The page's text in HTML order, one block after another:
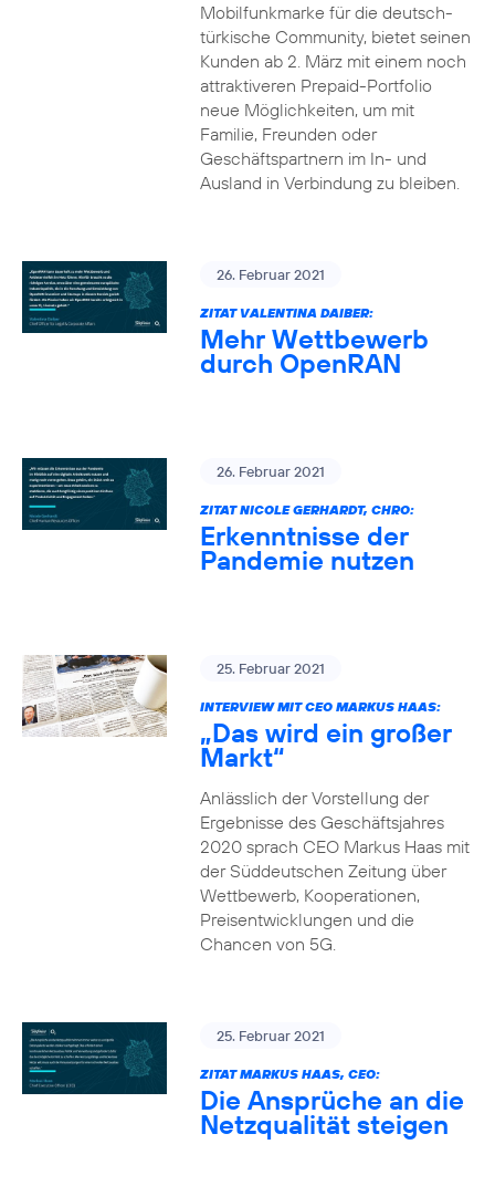
Mobilfunkmarke für die deutsch-
türkische Community, bietet seinen
Kunden ab 2. März mit einem noch
attraktiveren Prepaid-Portfolio
neue Möglichkeiten, um mit
Familie, Freunden oder
Geschäftspartnern im In- und
Ausland in Verbindung zu bleiben.
26. Februar 2021
ZITAT VALENTINA DAIBER:
Mehr Wettbewerb
durch OpenRAN
26. Februar 2021
ZITAT NICOLE GERHARDT, CHRO:
Erkenntnisse der
Pandemie nutzen
25. Februar 2021
INTERVIEW MIT CEO MARKUS HAAS:
„Das wird ein großer
Markt“
Anlässlich der Vorstellung der
Ergebnisse des Geschäftsjahres
2020 sprach CEO Markus Haas mit
der Süddeutschen Zeitung über
Wettbewerb, Kooperationen,
Preisentwicklungen und die
Chancen von 5G.
25. Februar 2021
ZITAT MARKUS HAAS, CEO:
Die Ansprüche an die
Netzqualität steigen